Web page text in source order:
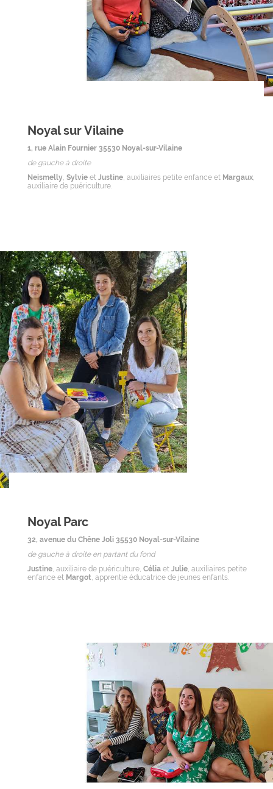
Noyal sur Vilaine
1, rue Alain Fournier 35530 Noyal-sur-Vilaine
de gauche à droite
Neismelly, Sylvie et Justine, auxiliaires petite enfance et Margaux,
auxiliaire de puériculture.
Noyal Parc
32, avenue du Chêne Joli 35530 Noyal-sur-Vilaine
de gauche à droite en partant du fond
Justine, auxiliaire de puériculture, Célia et Julie, auxiliaires petite
enfance et Margot, apprentie éducatrice de jeunes enfants.